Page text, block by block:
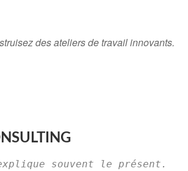
des ateliers de travail innovants.
souvent le présent.